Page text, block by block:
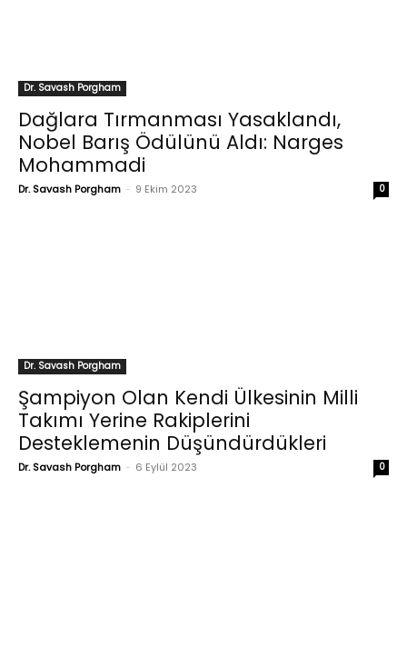
Dr. Savash Porgham
Dağlara Tırmanması Yasaklandı,
Nobel Barış Ödülünü Aldı: Narges
Mohammadi
Dr. Savash Porgham - 9 Ekim 2023 0
Dr. Savash Porgham
Şampiyon Olan Kendi Ülkesinin Milli
Takımı Yerine Rakiplerini
Desteklemenin Düşündürdükleri
Dr. Savash Porgham - 6 Eylül 2023 0